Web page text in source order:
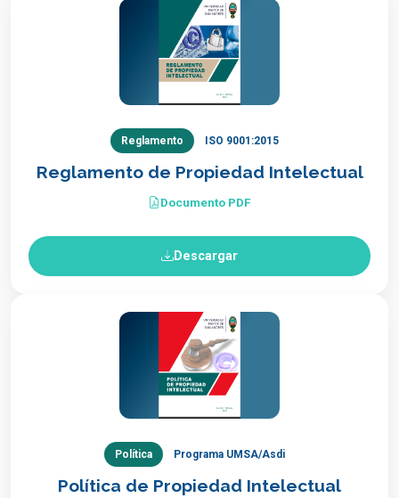
Reglamento ISO 9001:2015
Reglamento de Propiedad Intelectual
Documento PDF
Descargar
Política Programa UMSA/Asdi
Política de Propiedad Intelectual